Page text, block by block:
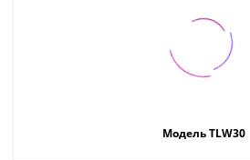
Модель TLW30